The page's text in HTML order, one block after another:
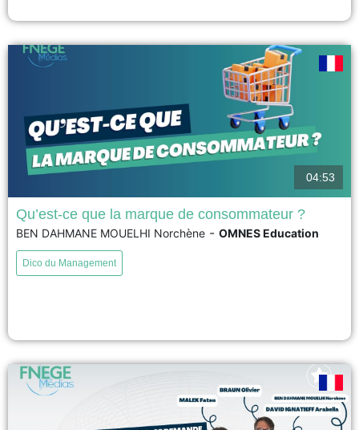
voir
La marque de consommateur est une marque qui se construit avec ses
clients, en les impliquant dans les décisions concernant les produits, les
prix ou les engagements de l'entreprise. Les consommateurs deviennent
voir
04:53
Qu’est-ce que la marque de consommateur ?
BEN DAHMANE MOUELHI Norchène - OMNES Education
Dico du Management